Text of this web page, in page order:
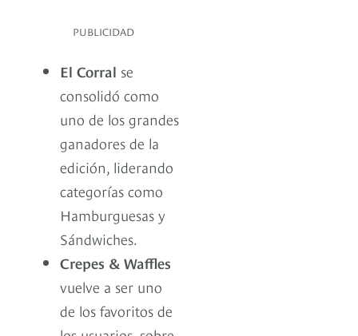
PUBLICIDAD
El Corral se
consolidó como
uno de los grandes
ganadores de la
edición, liderando
categorías como
Hamburguesas y
Sándwiches.
Crepes & Waffles
vuelve a ser uno
de los favoritos de